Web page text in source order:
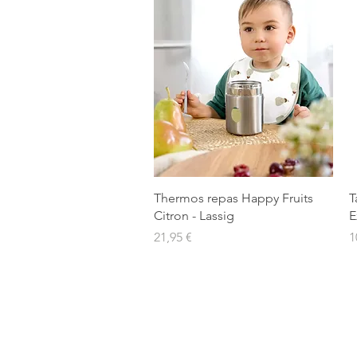
Aperçu rapide
Thermos repas Happy Fruits
Citron - Lassig
Prix
21,95 €